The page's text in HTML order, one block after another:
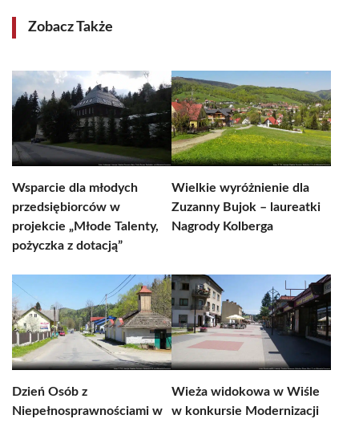
Zobacz Także
Wsparcie dla młodych
przedsiębiorców w
projekcie „Młode Talenty,
pożyczka z dotacją”
Wielkie wyróżnienie dla
Zuzanny Bujok – laureatki
Nagrody Kolberga
Dzień Osób z
Niepełnosprawnościami w
Wieża widokowa w Wiśle
w konkursie Modernizacji